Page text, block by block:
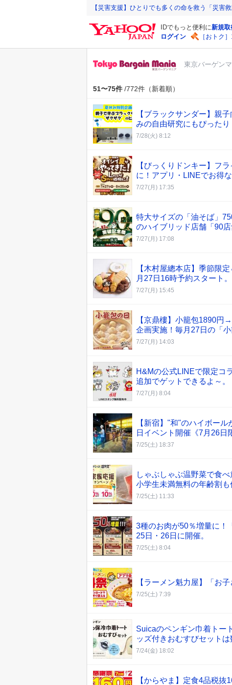
【災害支援】ひとりでも多くの命を救う「災害
IDでもっと便利に新規取
ログイン
［おトク
東京バーゲン
51〜75件 /772件（新着順）
【ブラックサンダー】親
みの自由研究にもぴったり
7/28(火) 8:12
【びっくりドンキー】フ
に！アプリ・LINEでお得
7/27(月) 17:35
特大サイズの「油そば」
のハイブリッド店舗「90
7/27(月) 17:08
【木村屋總本店】季節限
月27日16時予約スタート
7/27(月) 15:45
【京鼎樓】小籠包1890円
企画実施！毎月27日の「小
7/27(月) 14:03
H&Mの公式LINEで限定コ
追加でゲットできるよ～。
7/27(月) 8:04
【新宿】"和"のハイボー
日イベント開催《7月26日
7/25(土) 18:37
しゃぶしゃぶ温野菜で食
小学生未満無料の年齢割も
7/25(土) 11:33
3種のお肉が50％増量に！
25日・26日に開催。
7/25(土) 8:04
【ラーメン魁力屋】「お
7/25(土) 7:39
Suicaのペンギン巾着トー
ッズ付きおむすびセットは
7/24(金) 18:02
【からやま】定食4品税